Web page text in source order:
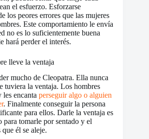
el esfuerzo. Esforzarse
los peores errores que las mujeres
Este comportamiento le envía
no es lo suficientemente buena
hará perder el interés.
lleve la ventaja
mucho de Cleopatra. Ella nunca
tuviera la ventaja. Los hombres
les encanta perseguir algo o alguien
. Finalmente conseguir la persona
para ellos. Darle la ventaja es
para tomarle por sentado y el
él se aleje.